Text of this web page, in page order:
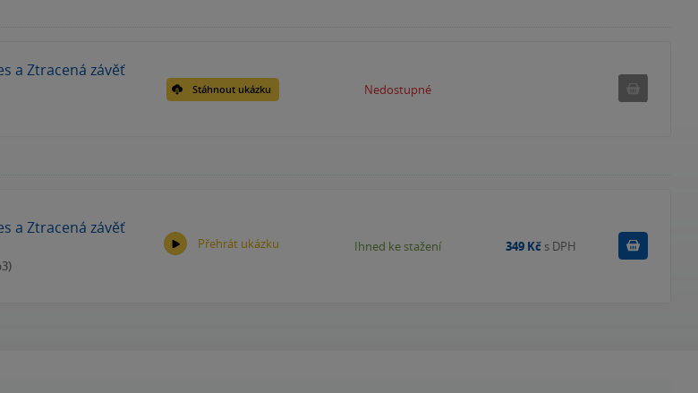
a Ztracená závěť
Stáhnout ukázku Nedostupné Nedostupné
a Ztracená závěť
Přehrát ukázku Ihned ke stažení 349 Kč s DPH Koupit